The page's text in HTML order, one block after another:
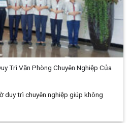
Trì Văn Phòng Chuyên Nghiệp Của
duy trì chuyên nghiệp giúp không